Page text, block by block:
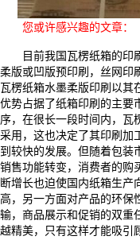
您或许感兴趣的文章：
目前我国瓦楞纸箱的印
柔版或凹版预印刷，丝网印
瓦楞纸箱水墨柔版印刷以其
优势占据了纸箱印刷的主要
序，在很长一段时间内，瓦
采用，这也决定了其印刷加
到较快的发展。但随着包装
销售功能转变，消费者的购
断增长也迫使国内纸箱生产
高，另一方面对产品的环保
输，商品展示和促销的双重
越精美，只有这样才能吸引